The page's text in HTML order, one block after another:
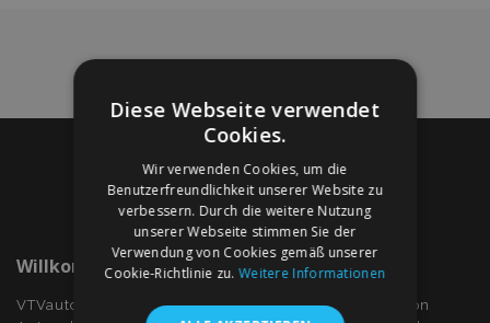
Willkommen Bei VTVauto.at
VTVauto ist ein Einzelhändler und ein Großhändler von
Diese Webseite verwendet
Cookies.
Wir verwenden Cookies, um die
Benutzerfreundlichkeit unserer Website zu
verbessern. Durch die weitere Nutzung
unserer Webseite stimmen Sie der
Verwendung von Cookies gemäß unserer
Cookie-Richtlinie zu.Weitere Informationen